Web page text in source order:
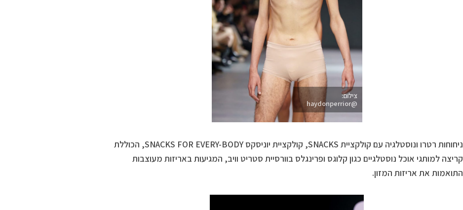
צילום:
@haydonperrior
ניחוחות רטרו ונוסטלגיה עם קולקציית SNACKS, קולקציית יוניסקס SNACKS FOR EVERY-BODY, הכוללת
קריצה למותגי אוכל נוסטלגיים כגון קלוגס ופרינגלס בוורסיית סטריט וויב, המגיעות באריזות מעוצבות
התואמות את אריזות המזון.